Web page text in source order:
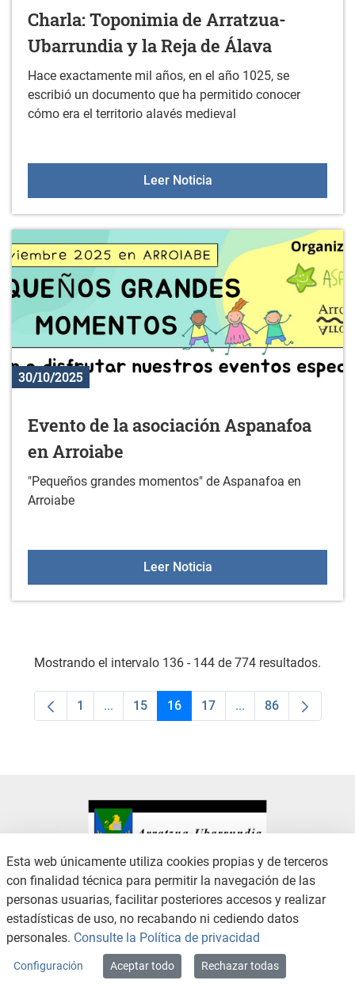
Charla: Toponimia de Arratzua-
Ubarrundia y la Reja de Álava
Hace exactamente mil años, en el año 1025, se
escribió un documento que ha permitido conocer
cómo era el territorio alavés medieval
Leer NoticiaCharla: Toponimia de
30/10/2025
Evento de la asociación Aspanafoa
en Arroiabe
"Pequeños grandes momentos" de Aspanafoa en
Arroiabe
Leer NoticiaEvento de la asociación
Mostrando el intervalo 136 - 144 de 774 resultados.
Página
1 ...Páginas intermedias Use TAB para
Página
15 Página
16 Página
17 ...PáginasPágina
86
CONTACTO
AVISO LEGAL
CANAL DE DENUNCIAS
POLÍTICA DE PRIVACIDAD
POLÍTICA DE COOKIES
ACCESIBILIDAD
Copyright © 2026 / Excmo. arratzua | Todos los derechos reservados.
Esta web únicamente utiliza cookies propias y de terceros
con finalidad técnica para permitir la navegación de las
personas usuarias, facilitar posteriores accesos y realizar
estadísticas de uso, no recabando ni cediendo datos
personales. Consulte la Política de privacidad
Configuración Aceptar todo Rechazar todas